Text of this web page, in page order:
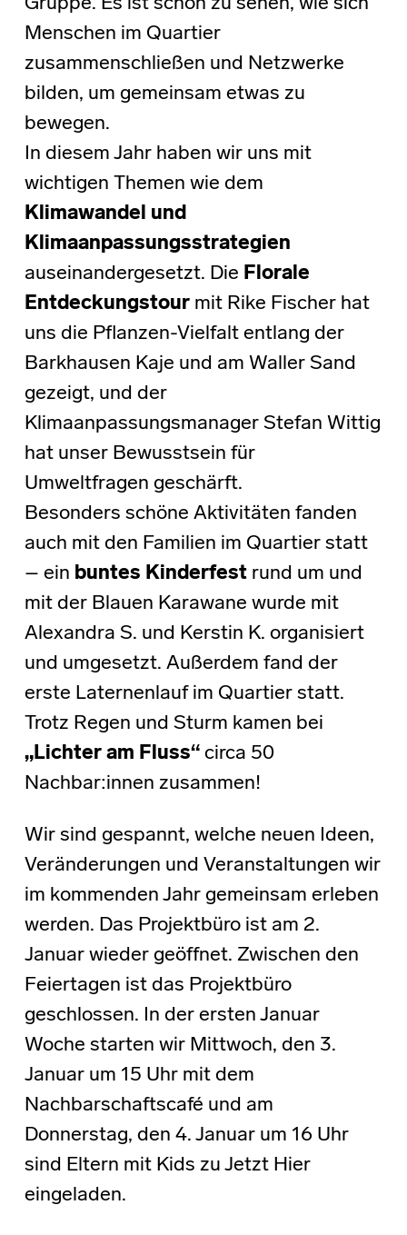
Menschen im Quartier
zusammenschließen und Netzwerke
bilden, um gemeinsam etwas zu
bewegen.
In diesem Jahr haben wir uns mit
wichtigen Themen wie dem
Klimawandel und
Klimaanpassungsstrategien
auseinandergesetzt. Die Florale
Entdeckungstourmit Rike Fischer hat
uns die Pflanzen-Vielfalt entlang der
Barkhausen Kaje und am Waller Sand
gezeigt, und der
Klimaanpassungsmanager Stefan Wittig
hat unser Bewusstsein für
Umweltfragen geschärft.
Besonders schöne Aktivitäten fanden
auch mit den Familien im Quartier statt
– ein buntes Kinderfestrund um und
mit der Blauen Karawane wurde mit
Alexandra S. und Kerstin K. organisiert
und umgesetzt. Außerdem fand der
erste Laternenlauf im Quartier statt.
Trotz Regen und Sturm kamen bei
„Lichter am Fluss“circa 50
Nachbar:innen zusammen!
Wir sind gespannt, welche neuen Ideen,
Veränderungen und Veranstaltungen wir
im kommenden Jahr gemeinsam erleben
werden. Das Projektbüro ist am 2.
Januar wieder geöffnet. Zwischen den
Feiertagen ist das Projektbüro
geschlossen. In der ersten Januar
Woche starten wir Mittwoch, den 3.
Januar um 15 Uhr mit dem
Nachbarschaftscafé und am
Donnerstag, den 4. Januar um 16 Uhr
sind Eltern mit Kids zu Jetzt Hier
eingeladen.